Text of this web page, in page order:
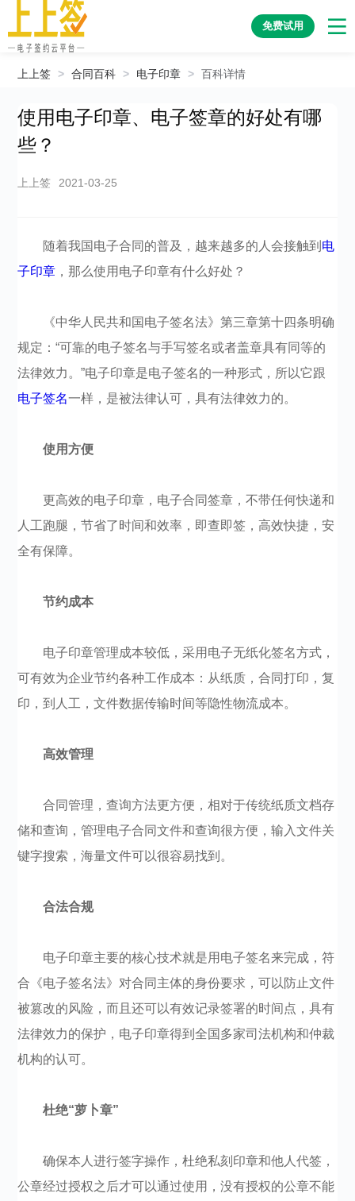
免费试用
上上签 > 合同百科 > 电子印章 > 百科详情
使用电子印章、电子签章的好处有哪
些？
上上签 2021-03-25
随着我国电子合同的普及，越来越多的人会接触到 电
子印章 ，那么使用电子印章有什么好处？
《中华人民共和国电子签名法》第三章第十四条明确
规定：“可靠的电子签名与手写签名或者盖章具有同等的
法律效力。”电子印章是电子签名的一种形式，所以它跟
电子签名一样，是被法律认可，具有法律效力的。
使用方便
更高效的电子印章，电子合同签章，不带任何快递和
人工跑腿，节省了时间和效率，即查即签，高效快捷，安
全有保障。
节约成本
电子印章管理成本较低，采用电子无纸化签名方式，
可有效为企业节约各种工作成本：从纸质，合同打印，复
印，到人工，文件数据传输时间等隐性物流成本。
高效管理
合同管理，查询方法更方便，相对于传统纸质文档存
储和查询，管理电子合同文件和查询很方便，输入文件关
键字搜索，海量文件可以很容易找到。
合法合规
电子印章主要的核心技术就是用电子签名来完成，符
合《电子签名法》对合同主体的身份要求，可以防止文件
被篡改的风险，而且还可以有效记录签署的时间点，具有
法律效力的保护，电子印章得到全国多家司法机构和仲裁
机构的认可。
杜绝“萝卜章”
确保本人进行签字操作，杜绝私刻印章和他人代签，
公章经过授权之后才可以通过使用，没有授权的公章不能